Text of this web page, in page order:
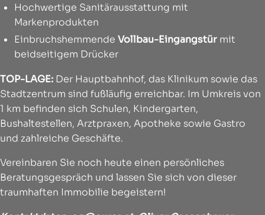
Hochwertige Sanitärausstattung mit
Markenprodukten
Einbruchshemmende Vollbau-Eingangstür mit
beidseitigem Drücker
TOP-LAGE: Der Hauptbahnhof, das Klinikum sowie das
Stadtzentrum sind fußläufig erreichbar. Im Umkreis von
1 km befinden sich Schulen, Kindergarten,
Bushaltestellen, Arztpraxen, Apotheke sowie Gastro
und zahlreiche Geschäfte.
Vereinbaren Sie noch heute einen persönliches
Beratungsgespräch und lassen Sie sich von dieser
traumhaften Immobilie begeistern!